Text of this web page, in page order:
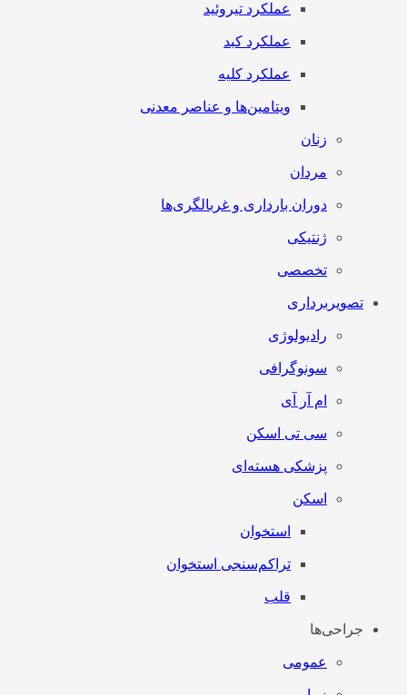
عملکرد تیروئید
عملکرد کبد
عملکرد کلیه
ویتامین‌ها و عناصر معدنی
زنان
مردان
دوران بارداری و غربالگری‌ها
ژنتیکی
تخصصی
تصویربرداری
رادیولوژی
سونوگرافی
ام آر آی
سی تی اسکن
پزشکی هسته‌ای
اسکن
استخوان
تراکم‌سنجی استخوان
قلب
جراحی‌ها
عمومی